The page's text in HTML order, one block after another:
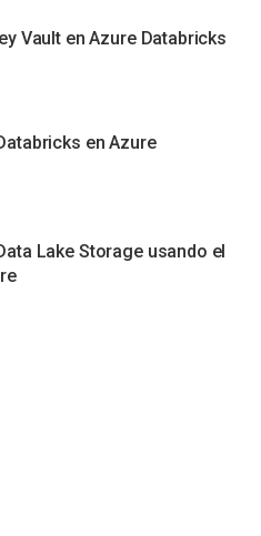
Vault en Azure Databricks
en Azure
Lake Storage usando el